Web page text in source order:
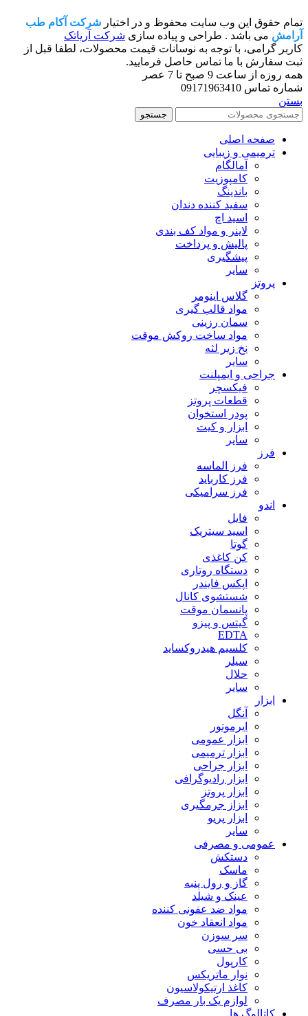
تمام حقوق این وب سایت محفوظ و در اختیار شرکت آکام طب
آرامش می باشد . طراحی و پیاده سازی شرکت آریاتک
کاربر گرامی، با توجه به نوسانات قیمت محصولات، لطفا قبل از
ثبت سفارش با ما تماس حاصل فرمایید.
همه روزه از ساعت 9 صبح تا 7 عصر
شماره تماس 09171963410
بستن
جستجو
صفحه اصلی
ترمیمی و زیبایی
آمالگام
کامپوزیت
باندینگ
سفید کننده دندان
اسید اچ
لاینر و مواد کف بندی
پالیش و پرداخت
پیشگیری
سایر
پروتز
گلاس اینومر
مواد قالب گیری
سمان رزینی
مواد ساخت روکش موقت
نخ زیر لثه
سایر
جراحی و ایمپلنت
فیکسچر
قطعات پروتز
پودر استخوان
ابزار و کیت
سایر
فرز
فرز الماسه
فرز کارباید
فرز سرامیکی
اندو
فایل
اسید سیتریک
گوتا
کن کاغذی
دستگاه روتاری
اپکس فایندر
شستشوی کانال
پانسمان موقت
گیتس و پیزو
EDTA
کلسیم هیدروکساید
سیلر
حلال
سایر
ابزار
آنگل
ایرموتور
ابزار عمومی
ابزار ترمیمی
ابزار جراحی
ابزار رادیوگرافی
ابزار پروتز
ابزاز جرمگیری
ابزار پریو
سایر
عمومی و مصرفی
دستکش
ماسک
گاز و رول پنبه
عینک و شیلد
مواد ضد عفونی کننده
مواد انعقاد خون
سر سوزن
بی حسی
کارپول
نوار ماتریکس
کاغذ ارتیکولاسیون
لوازم یک بار مصرف